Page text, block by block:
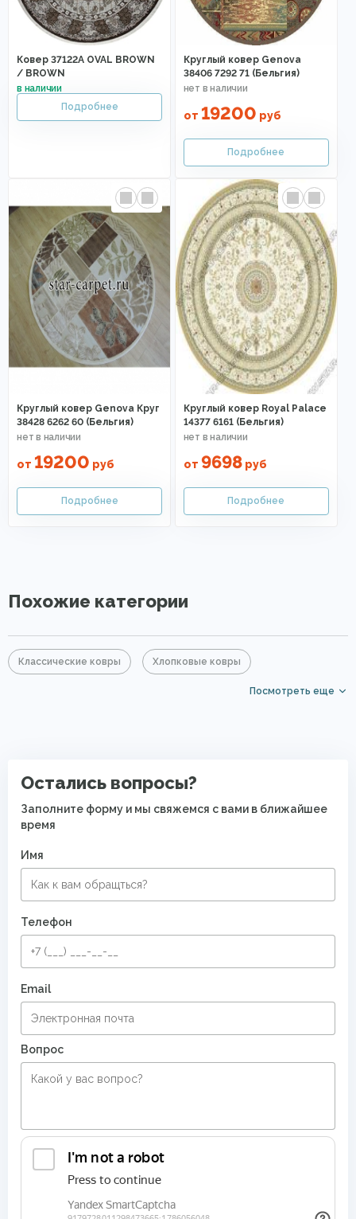
Ковер 37122A OVAL BROWN
/ BROWN
Круглый ковер Genova
38406 7292 71 (Бельгия)
от 19200 руб
Круглый ковер Genova Круг
38428 6262 60 (Бельгия)
от 19200 руб
Круглый ковер Royal Palace
14377 6161 (Бельгия)
от 9698руб
Похожие категории
Классические ковры Хлопковые ковры
Ковры с коротким ворсом
Мягкие ковры
Ковры в комнату
Круглые ковры в прихожую
Посмотреть еще
Остались вопросы?
Заполните форму и мы свяжемся с вами в ближайшее
время
Имя
Телефон
Email
Вопрос